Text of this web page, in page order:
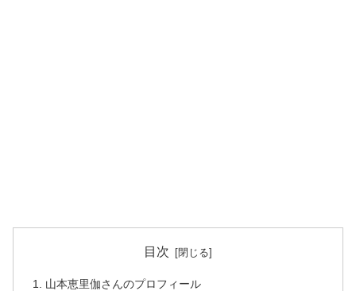
目次
山本恵里伽さんのプロフィール